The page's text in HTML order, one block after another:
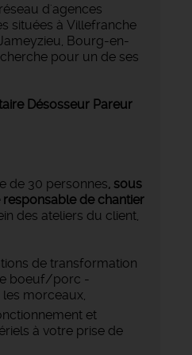
d'agences
situées à Villefranche
Bourg-en-
pour un de ses
Désosseur Pareur
de 30 personnes, sous
de chantier
des ateliers du client,
de transformation
boeuf/porc -
les morceaux,
et
à votre prise de